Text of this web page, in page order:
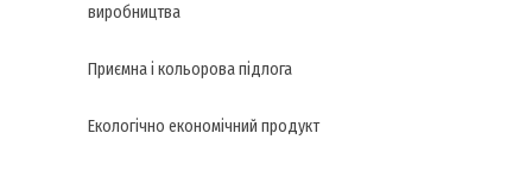
виробництва
Приємна і кольорова підлога
Екологічно економічний продукт